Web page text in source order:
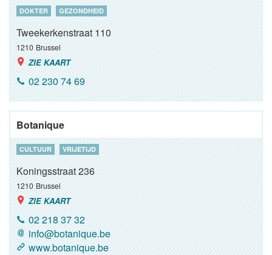
DOKTER GEZONDHEID
Tweekerkenstraat 110
1210 Brussel
ZIE KAART
02 230 74 69
Botanique
CULTUUR VRIJETIJD
Koningsstraat 236
1210 Brussel
ZIE KAART
02 218 37 32
info@botanique.be
www.botanique.be